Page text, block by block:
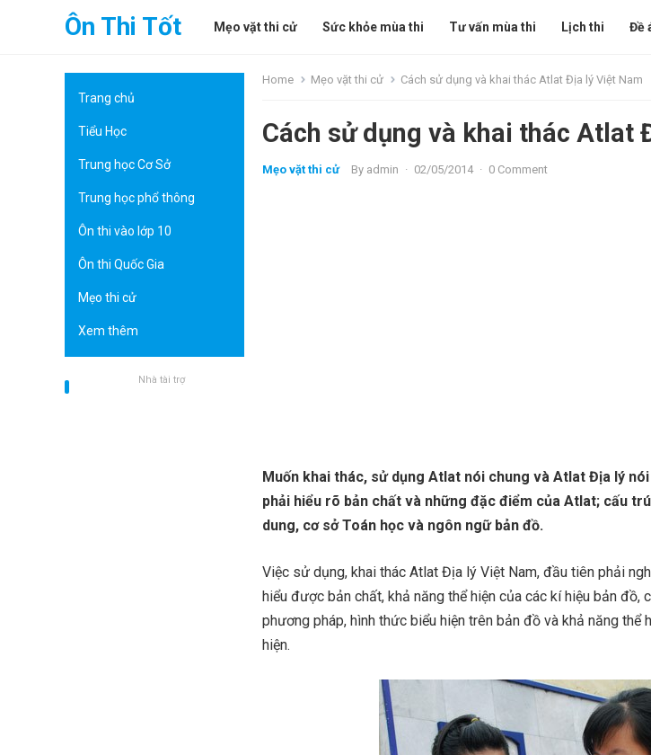
Ôn Thi Tốt Mẹo vặt thi cử Sức khỏe mùa thi Tư vấn mùa thi Lịch thi Đề
Trang chủ
Tiểu Học
Trung học Cơ Sở
Trung học phổ thông
Ôn thi vào lớp 10
Ôn thi Quốc Gia
Mẹo thi cử
Xem thêm
Nhà tài trợ
Home Mẹo vặt thi cử Cách sử dụng và khai thác Atlat Địa lý Việt Nam
Cách sử dụng và khai thác Atlat
Mẹo vặt thi cử By admin · 02/05/2014 · 0 Comment
Muốn khai thác, sử dụng Atlat nói chung và Atlat Địa lý
phải hiểu rõ bản chất và những đặc điểm của Atlat; cấu
dung, cơ sở Toán học và ngôn ngữ bản đồ.
Việc sử dụng, khai thác Atlat Địa lý Việt Nam, đầu tiên phải
hiểu được bản chất, khả năng thể hiện của các kí hiệu bản đồ,
phương pháp, hình thức biểu hiện trên bản đồ và khả năng thể
hiện.